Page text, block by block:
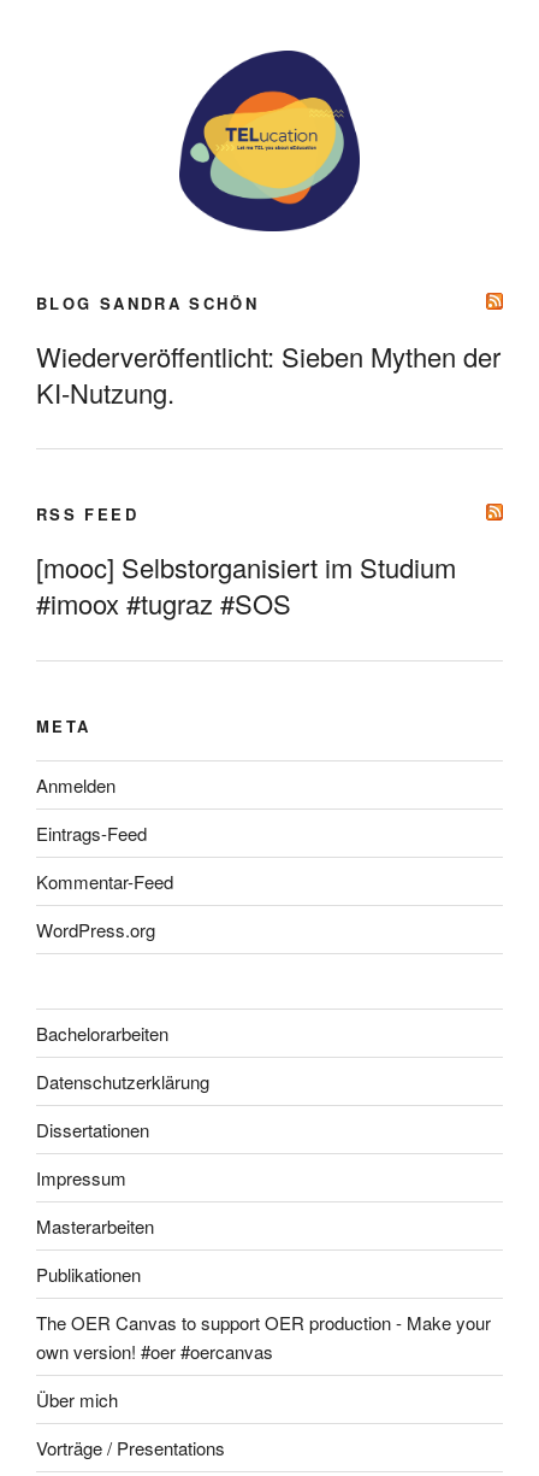
BLOG SANDRA SCHÖN
Wiederveröffentlicht: Sieben Mythen der
KI-Nutzung.
RSS FEED
[mooc] Selbstorganisiert im Studium
#imoox #tugraz #SOS
META
Anmelden
Eintrags-Feed
Kommentar-Feed
WordPress.org
Bachelorarbeiten
Datenschutzerklärung
Dissertationen
Impressum
Masterarbeiten
Publikationen
The OER Canvas to support OER production - Make your
own version! #oer #oercanvas
Über mich
Vorträge / Presentations